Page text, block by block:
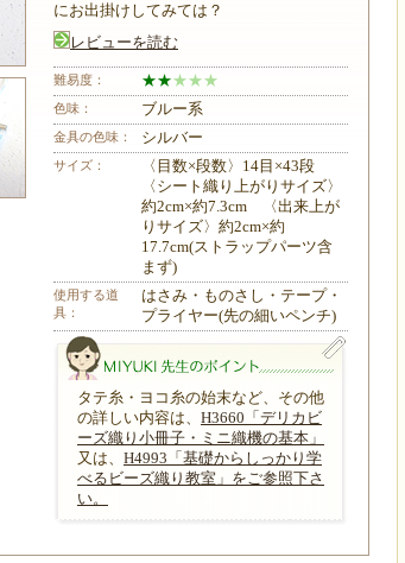
にお出掛けしてみては？
レビューを読む
難易度： ★★★★★
色味： ブルー系
金具の色味： シルバー
サイズ：
〈目数×段数〉14目×43段
〈シート織り上がりサイズ〉
約2cm×約7.3cm 〈出来上が
りサイズ〉約2cm×約
17.7cm(ストラップパーツ含
まず)
使用する道
具：
はさみ・ものさし・テープ・
プライヤー(先の細いペンチ)
タテ糸・ヨコ糸の始末など、その他
の詳しい内容は、 H3660「デリカビ
ーズ織り小冊子・ミニ織機の基本」
又は、 H4993「基礎からしっかり学
べるビーズ織り教室」をご参照下さ
い。